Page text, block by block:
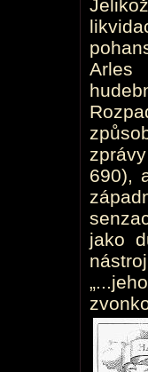
Arles
690),
jako